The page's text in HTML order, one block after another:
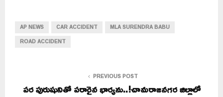
AP NEWS CAR ACCIDENT
MLA SURENDRA BABU
ROAD ACCIDENT
PREVIOUS POST
పర పురుషునితో పరారైన భార్యను..!చామరాజనగర జిల్లాలో